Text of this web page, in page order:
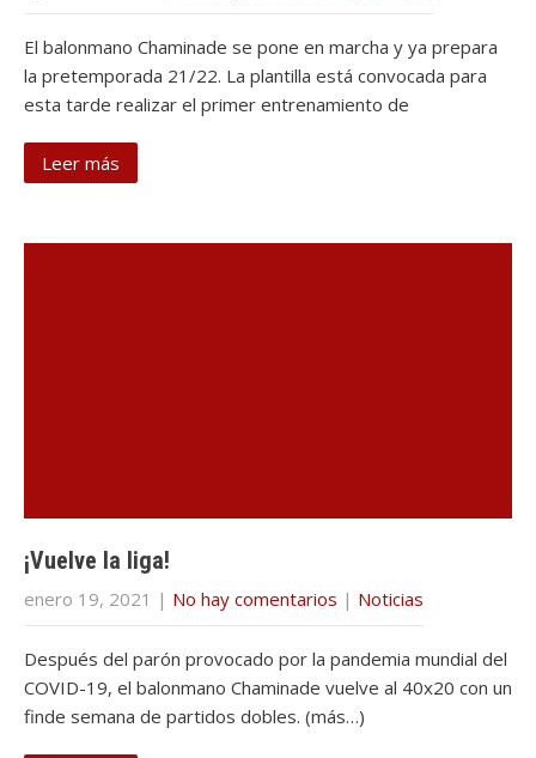
El balonmano Chaminade se pone en marcha y ya prepara
la pretemporada 21/22. La plantilla está convocada para
esta tarde realizar el primer entrenamiento de
Leer más
¡Vuelve la liga!
enero 19, 2021 | No hay comentarios | Noticias
Después del parón provocado por la pandemia mundial del
COVID-19, el balonmano Chaminade vuelve al 40x20 con un
finde semana de partidos dobles. (más…)